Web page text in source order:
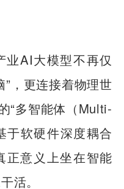
业AI大模型不再仅
，更连接着物理世
“多智能体（Multi-
于软硬件深度耦合
正意义上坐在智能
活。